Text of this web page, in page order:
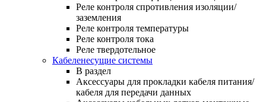
Реле контроля спротивления изоляции/
заземления
Реле контроля температуры
Реле контроля тока
Реле твердотельное
Кабеленесущие системы
В раздел
Аксессуары для прокладки кабеля питания/
кабеля для передачи данных